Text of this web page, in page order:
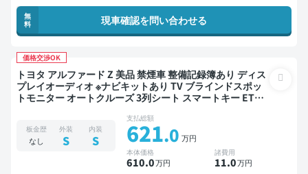
無
料
現車確認を問い合わせる
価格交渉OK
トヨタ アルファード Z 美品 禁煙車 整備記録簿あり ディス
プレイオーディオ ※ナビキットあり TV ブラインドスポッ
トモニター オートクルーズ 3列シート スマートキー ETC
コーダー 衝突軽減 両側電動スライドドア 7人乗り
板金歴
なし
外装
S
内装
S
支払総額
621.0 万円
本体価格
610.0万円
諸費用
11.0万円